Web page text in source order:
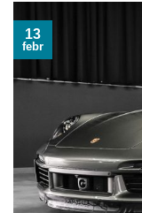
13
febr